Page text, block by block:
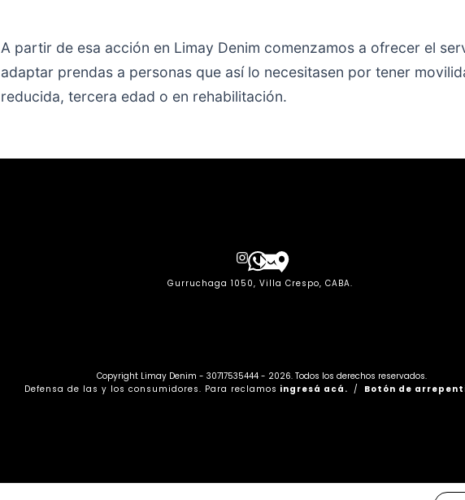
A partir de esa acción en Limay Denim comenzamos a ofrecer el
adaptar prendas a personas que así lo necesitasen por tener
reducida, tercera edad o en rehabilitación.
Gurruchaga 1050, Villa Crespo, CABA.
Copyright Limay Denim - 30717535444 - 2026. Todos los derechos reservados.
Defensa de las y los consumidores. Para reclamos ingresá acá. / Botón de